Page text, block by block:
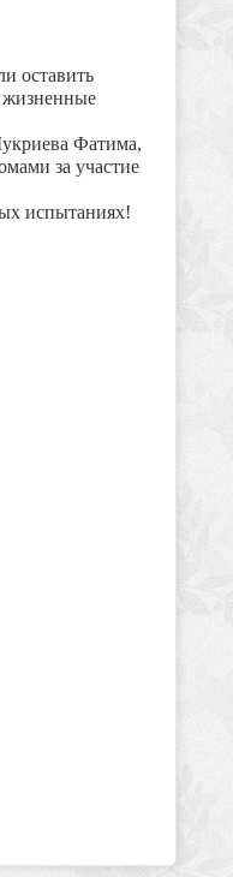
оставить
жизненные
Фатима,
за участие
испытаниях!